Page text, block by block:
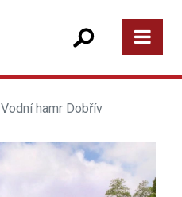
Vodní hamr Dobřív